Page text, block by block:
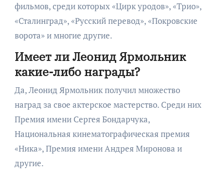
фильмов, среди которых «Цирк уродов», «Трио»,
«Сталинград», «Русский перевод», «Покровские
ворота» и многие другие.
Имеет ли Леонид Ярмольник
какие-либо награды?
Да, Леонид Ярмольник получил множество
наград за свое актерское мастерство. Среди них
Премия имени Сергея Бондарчука,
Национальная кинематографическая премия
«Ника», Премия имени Андрея Миронова и
другие.